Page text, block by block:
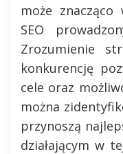
może znacząco
SEO
Zrozumienie
konkurencję
cele oraz
można
przynoszą
działającym w